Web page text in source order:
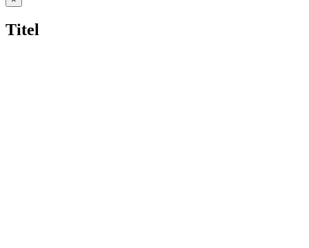
product
view
Titel